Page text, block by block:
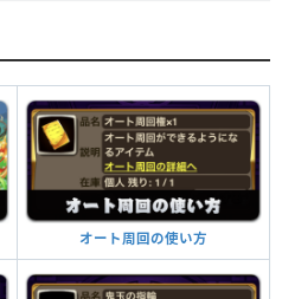
オート周回の使い方